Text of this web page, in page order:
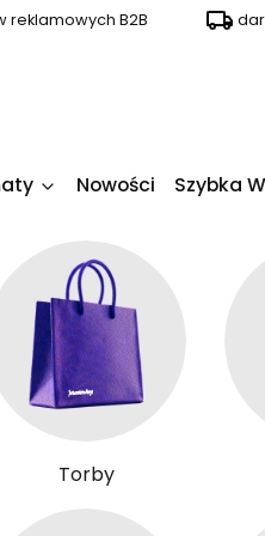
reklamowych B2B
Nowości Szybka
Torby